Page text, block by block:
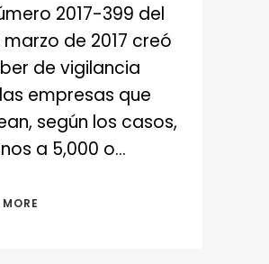
2017-399 del
marzo de 2017 creó
de vigilancia
empresas que
según los casos,
a 5,000 o...